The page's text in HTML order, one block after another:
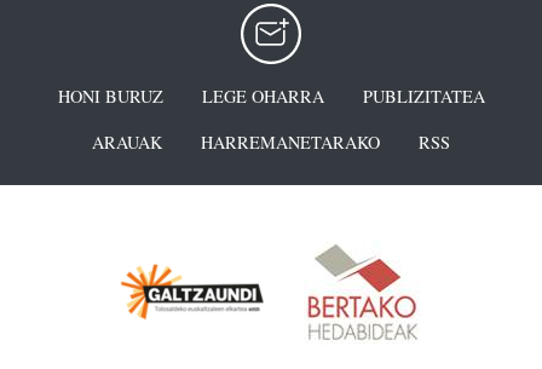
HONI BURUZ LEGE OHARRA
PUBLIZITATEA
ARAUAK
HARREMANETARAKO RSS